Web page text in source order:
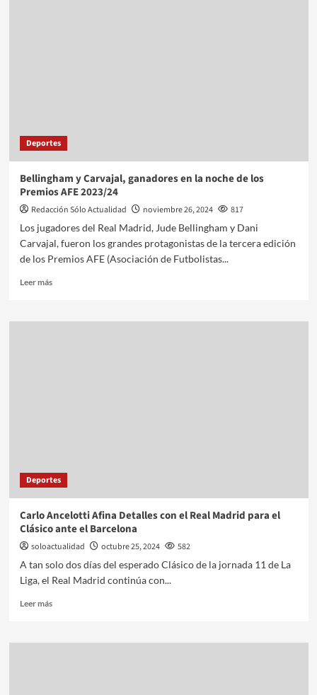
Deportes
Bellingham y Carvajal, ganadores en la noche de los
Premios AFE 2023/24
Redacción Sólo Actualidad noviembre 26, 2024
817
Los jugadores del Real Madrid, Jude Bellingham y Dani
Carvajal, fueron los grandes protagonistas de la tercera edición
de los Premios AFE (Asociación de Futbolistas...
Leer más
Deportes
Carlo Ancelotti Afina Detalles con el Real Madrid para el
Clásico ante el Barcelona
soloactualidad octubre 25, 2024
582
A tan solo dos días del esperado Clásico de la jornada 11 de La
Liga, el Real Madrid continúa con...
Leer más